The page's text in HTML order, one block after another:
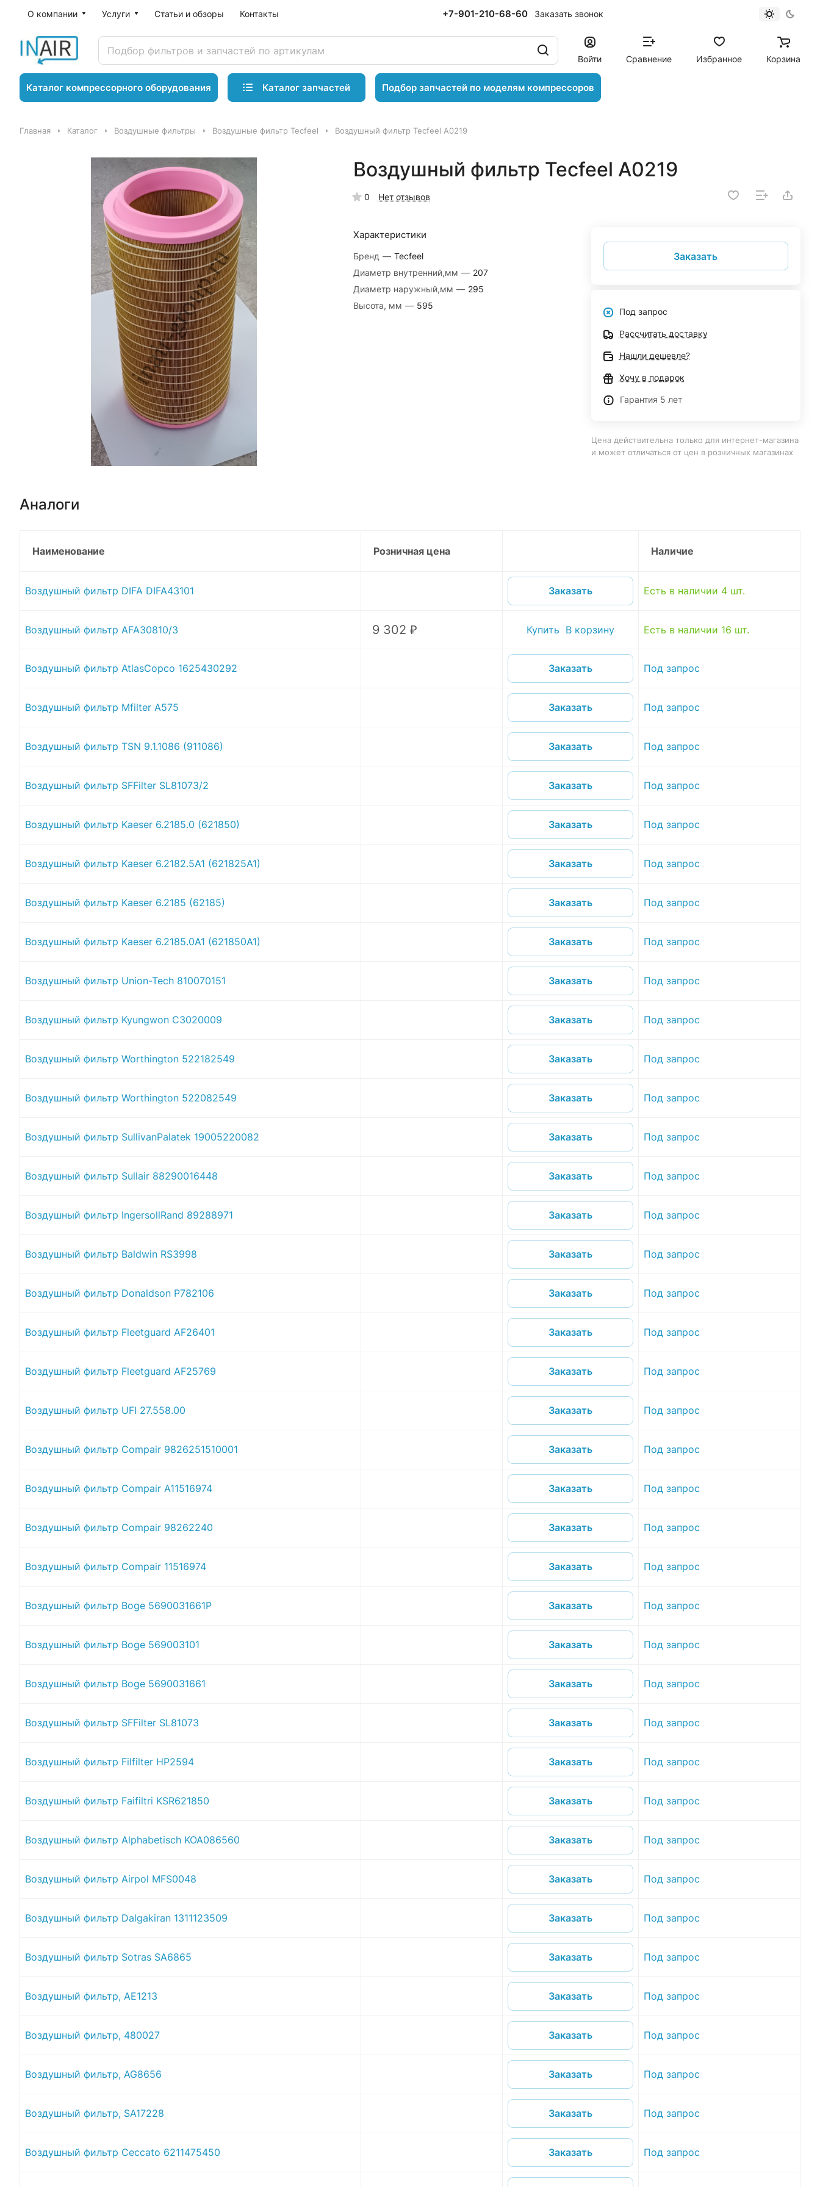
О компании Услуги Статьи и обзоры Контакты +7-901-210-68-60 Заказать звонок
Войти Сравнение Избранное Корзина
Каталог компрессорного оборудования Каталог запчастей Подбор запчастей по моделям компрессоров
Главная Каталог Воздушные фильтры Воздушные фильтр Tecfeel Воздушный фильтр Tecfeel A0219
Воздушный фильтр Tecfeel A0219
0 Нет отзывов
Характеристики
Бренд — Tecfeel
Диаметр внутренний,мм — 207
Диаметр наружный,мм — 295
Высота, мм — 595
Заказать
Под запрос
Рассчитать доставку
Нашли дешевле?
Хочу в подарок
Гарантия 5 лет
Цена действительна только для интернет-магазина
и может отличаться от цен в розничных магазинах
Аналоги
Наименование Розничная цена Наличие
Воздушный фильтр DIFA DIFA43101 Заказать Есть в наличии 4 шт.
Воздушный фильтр AFA30810/3 9 302 ₽ Купить В корзину Есть в наличии 16 шт.
Воздушный фильтр AtlasCopco 1625430292 Заказать Под запрос
Воздушный фильтр Mfilter A575 Заказать Под запрос
Воздушный фильтр TSN 9.1.1086 (911086) Заказать Под запрос
Воздушный фильтр SFFilter SL81073/2 Заказать Под запрос
Воздушный фильтр Kaeser 6.2185.0 (621850) Заказать Под запрос
Воздушный фильтр Kaeser 6.2182.5A1 (621825A1) Заказать Под запрос
Воздушный фильтр Kaeser 6.2185 (62185) Заказать Под запрос
Воздушный фильтр Kaeser 6.2185.0A1 (621850A1) Заказать Под запрос
Воздушный фильтр Union-Tech 810070151 Заказать Под запрос
Воздушный фильтр Kyungwon C3020009 Заказать Под запрос
Воздушный фильтр Worthington 522182549 Заказать Под запрос
Воздушный фильтр Worthington 522082549 Заказать Под запрос
Воздушный фильтр SullivanPalatek 19005220082 Заказать Под запрос
Воздушный фильтр Sullair 88290016448 Заказать Под запрос
Воздушный фильтр IngersollRand 89288971 Заказать Под запрос
Воздушный фильтр Baldwin RS3998 Заказать Под запрос
Воздушный фильтр Donaldson P782106 Заказать Под запрос
Воздушный фильтр Fleetguard AF26401 Заказать Под запрос
Воздушный фильтр Fleetguard AF25769 Заказать Под запрос
Воздушный фильтр UFI 27.558.00 Заказать Под запрос
Воздушный фильтр Compair 9826251510001 Заказать Под запрос
Воздушный фильтр Compair A11516974 Заказать Под запрос
Воздушный фильтр Compair 98262240 Заказать Под запрос
Воздушный фильтр Compair 11516974 Заказать Под запрос
Воздушный фильтр Boge 5690031661P Заказать Под запрос
Воздушный фильтр Boge 569003101 Заказать Под запрос
Воздушный фильтр Boge 5690031661 Заказать Под запрос
Воздушный фильтр SFFilter SL81073 Заказать Под запрос
Воздушный фильтр Filfilter HP2594 Заказать Под запрос
Воздушный фильтр Faifiltri KSR621850 Заказать Под запрос
Воздушный фильтр Alphabetisch KOA086560 Заказать Под запрос
Воздушный фильтр Airpol MFS0048 Заказать Под запрос
Воздушный фильтр Dalgakiran 1311123509 Заказать Под запрос
Воздушный фильтр Sotras SA6865 Заказать Под запрос
Воздушный фильтр, AE1213 Заказать Под запрос
Воздушный фильтр, 480027 Заказать Под запрос
Воздушный фильтр, AG8656 Заказать Под запрос
Воздушный фильтр, SA17228 Заказать Под запрос
Воздушный фильтр Ceccato 6211475450 Заказать Под запрос